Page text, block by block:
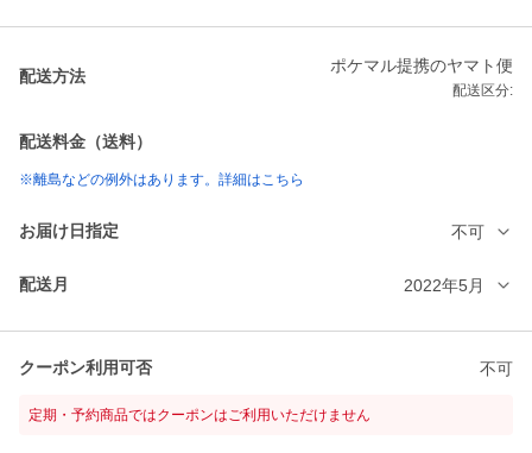
配送方法
ポケマル提携のヤマト便
配送区分:
配送料金（送料）
※離島などの例外はあります。詳細はこちら
お届け日指定 不可
配送月 2022年5月
クーポン利用可否 不可
定期・予約商品ではクーポンはご利用いただけません